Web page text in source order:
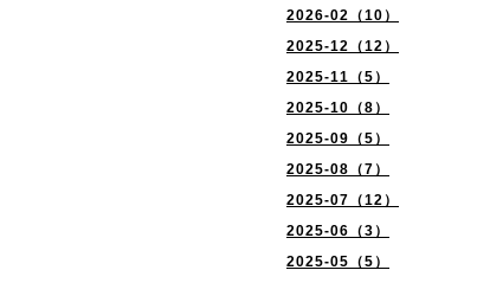
2026-02（10）
2025-12（12）
2025-11（5）
2025-10（8）
2025-09（5）
2025-08（7）
2025-07（12）
2025-06（3）
2025-05（5）